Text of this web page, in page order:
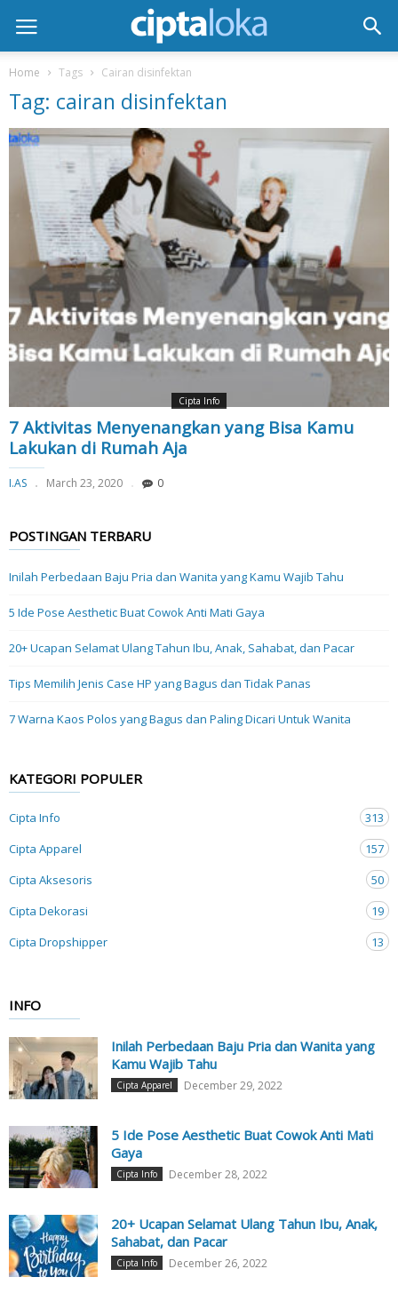
Home Tags Cairan disinfektan
Tag: cairan disinfektan
Cipta Info
7 Aktivitas Menyenangkan yang Bisa Kamu
Lakukan di Rumah Aja
I.AS March 23, 2020 0
POSTINGAN TERBARU
Inilah Perbedaan Baju Pria dan Wanita yang Kamu Wajib Tahu
5 Ide Pose Aesthetic Buat Cowok Anti Mati Gaya
20+ Ucapan Selamat Ulang Tahun Ibu, Anak, Sahabat, dan Pacar
Tips Memilih Jenis Case HP yang Bagus dan Tidak Panas
7 Warna Kaos Polos yang Bagus dan Paling Dicari Untuk Wanita
KATEGORI POPULER
Cipta Info
313
Cipta Apparel
157
Cipta Aksesoris
50
Cipta Dekorasi
19
Cipta Dropshipper
13
INFO
Inilah Perbedaan Baju Pria dan Wanita yang
Kamu Wajib Tahu
Cipta Apparel December 29, 2022
5 Ide Pose Aesthetic Buat Cowok Anti Mati
Gaya
Cipta Info December 28, 2022
20+ Ucapan Selamat Ulang Tahun Ibu, Anak,
Sahabat, dan Pacar
Cipta Info December 26, 2022